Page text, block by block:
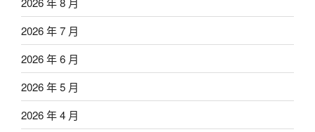
2026 年 7 月
2026 年 6 月
2026 年 5 月
2026 年 4 月